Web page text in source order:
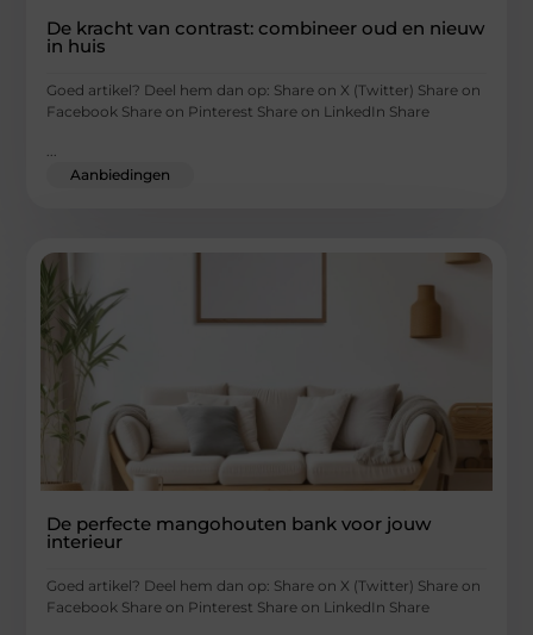
De kracht van contrast: combineer oud en nieuw
in huis
Goed artikel? Deel hem dan op: Share on X (Twitter) Share on
Facebook Share on Pinterest Share on LinkedIn Share
Aanbiedingen
De perfecte mangohouten bank voor jouw
interieur
Goed artikel? Deel hem dan op: Share on X (Twitter) Share on
Facebook Share on Pinterest Share on LinkedIn Share